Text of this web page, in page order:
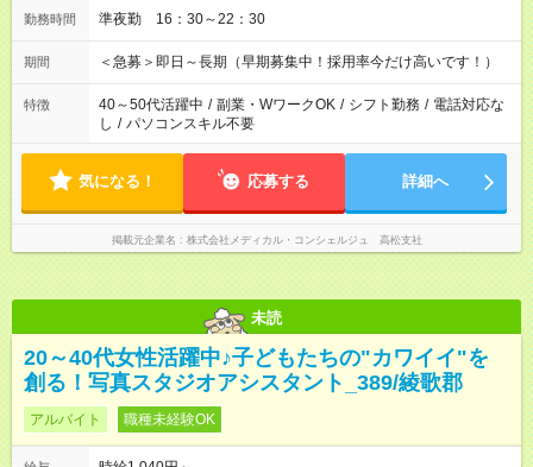
勤務時間 準夜勤 16：30～22：30
期間 ＜急募＞即日～長期（早期募集中！採用率今だけ高いです！）
特徴 40～50代活躍中 / 副業・WワークOK / シフト勤務 / 電話対応な
し / パソコンスキル不要
気になる！ 応募する 詳細へ
掲載元企業名 株式会社メディカル・コンシェルジュ 高松支社
未読
20～40代女性活躍中♪子どもたちの"カワイイ"を
創る！写真スタジオアシスタント_389/綾歌郡
アルバイト 職種未経験OK